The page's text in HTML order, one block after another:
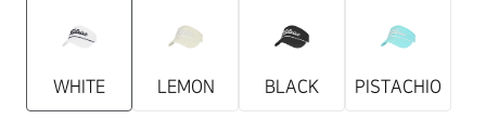
WHITE LEMON BLACK PISTACHIO